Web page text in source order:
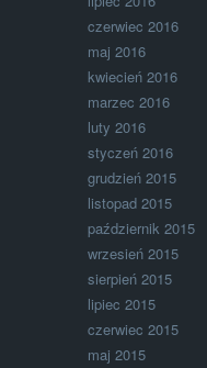
czerwiec 2016
maj 2016
kwiecień 2016
marzec 2016
luty 2016
styczeń 2016
grudzień 2015
listopad 2015
październik 2015
wrzesień 2015
sierpień 2015
lipiec 2015
czerwiec 2015
maj 2015